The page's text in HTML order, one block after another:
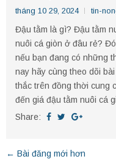
tháng 10 29, 2024 tin-
Đậu tằm là gì? Đậu tằm
nuôi cá giòn ở đâu rẻ?
nếu bạn đang có những
nay hãy cùng theo dõi
thắc trên đồng thời cung
đến giá đậu tằm nuôi cá
Share:
← Bài đăng mới hơn